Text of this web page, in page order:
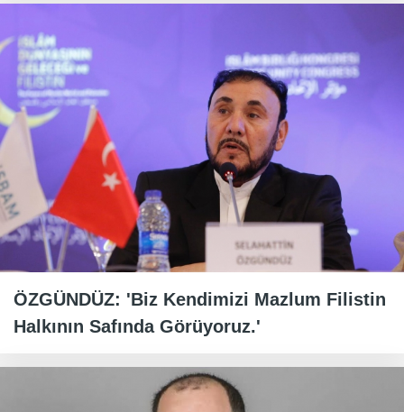
ÖZGÜNDÜZ: 'Biz Kendimizi Mazlum Filistin
Halkının Safında Görüyoruz.'